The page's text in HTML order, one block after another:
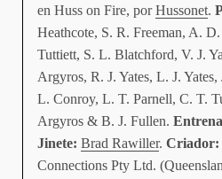
en Huss on Fire, porHussonet.
Heathcote, S. R. Freeman, A.
Tuttiett, S. L. Blatchford, V. J.
Argyros, R. J. Yates, L. J.
L. Conroy, L. T. Parnell, C. T.
Argyros & B. J. Fullen.
Jinete: Brad Rawiller. Criador:
Connections Pty Ltd.